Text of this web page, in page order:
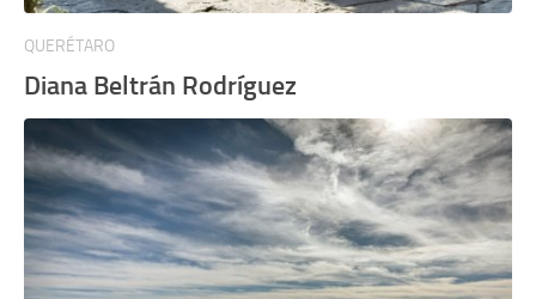
QUERÉTARO
Diana Beltrán Rodríguez